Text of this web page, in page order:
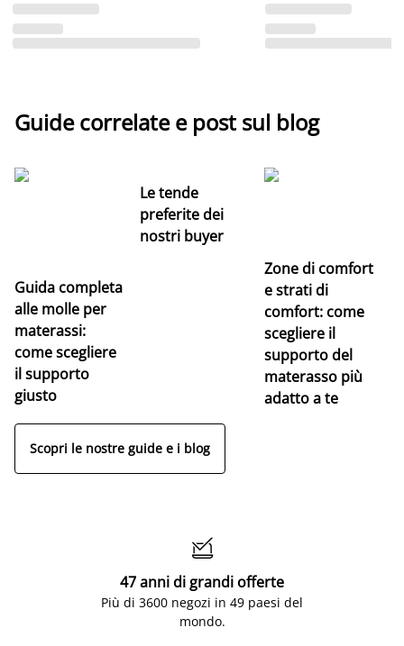
Guide correlate e post sul blog
Guida completa
alle molle per
materassi:
come scegliere
il supporto
giusto
Le tende
preferite dei
nostri buyer
Zone di comfort
e strati di
comfort: come
scegliere il
supporto del
materasso più
adatto a te
Scopri le nostre guide e i blog

47 anni di grandi offerte
Più di 3600 negozi in 49 paesi del
mondo.